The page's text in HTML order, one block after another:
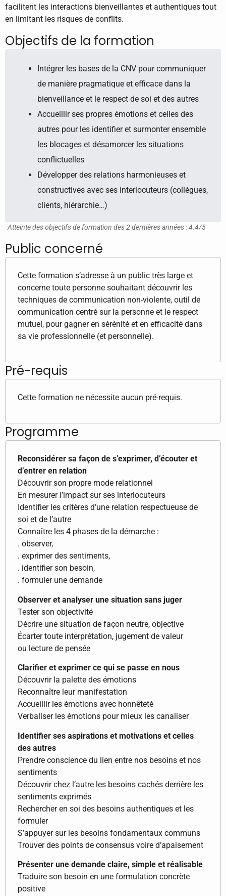
facilitent les interactions bienveillantes et authentiques tout
en limitant les risques de conflits.
Objectifs de la formation
Intégrer les bases de la CNV pour communiquer
de manière pragmatique et efficace dans la
bienveillance et le respect de soi et des autres
Accueillir ses propres émotions et celles des
autres pour les identifier et surmonter ensemble
les blocages et désamorcer les situations
conflictuelles
Développer des relations harmonieuses et
constructives avec ses interlocuteurs (collègues,
clients, hiérarchie…)
Atteinte des objectifs de formation des 2 dernières années : 4.4/5
Public concerné
Cette formation s’adresse à un public très large et
concerne toute personne souhaitant découvrir les
techniques de communication non-violente, outil de
communication centré sur la personne et le respect
mutuel, pour gagner en sérénité et en efficacité dans
sa vie professionnelle (et personnelle).
Pré-requis
Cette formation ne nécessite aucun pré-requis.
Programme
Reconsidérer sa façon de s’exprimer, d’écouter et
d’entrer en relation
Découvrir son propre mode relationnel
En mesurer l’impact sur ses interlocuteurs
Identifier les critères d’une relation respectueuse de
soi et de l’autre
Connaître les 4 phases de la démarche :
. observer,
. exprimer des sentiments,
. identifier son besoin,
. formuler une demande
Observer et analyser une situation sans juger
Tester son objectivité
Décrire une situation de façon neutre, objective
Écarter toute interprétation, jugement de valeur
ou lecture de pensée
Clarifier et exprimer ce qui se passe en nous
Découvrir la palette des émotions
Reconnaître leur manifestation
Accueillir les émotions avec honnêteté
Verbaliser les émotions pour mieux les canaliser
Identifier ses aspirations et motivations et celles
des autres
Prendre conscience du lien entre nos besoins et nos
sentiments
Découvrir chez l’autre les besoins cachés derrière les
sentiments exprimés
Rechercher en soi des besoins authentiques et les
formuler
S’appuyer sur les besoins fondamentaux communs
Trouver des points de consensus voire d’apaisement
Présenter une demande claire, simple et réalisable
Traduire son besoin en une formulation concrète
positive